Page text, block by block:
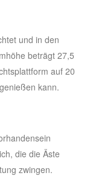
und in den
beträgt 27,5
auf 20
genießen kann.
die die Äste
zwingen.